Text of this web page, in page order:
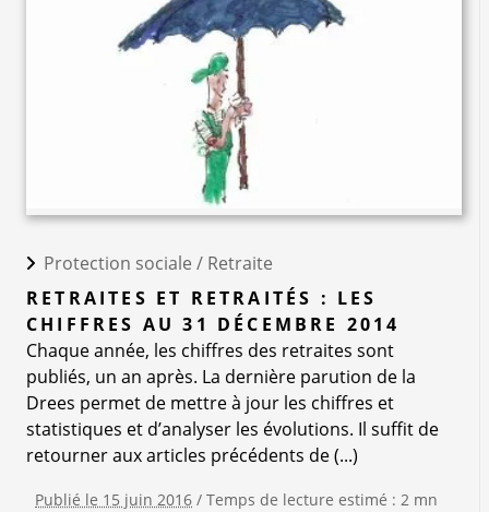
Protection sociale / Retraite
RETRAITES ET RETRAITÉS : LES
CHIFFRES AU 31 DÉCEMBRE 2014
Chaque année, les chiffres des retraites sont
publiés, un an après. La dernière parution de la
Drees permet de mettre à jour les chiffres et
statistiques et d’analyser les évolutions. Il suffit de
retourner aux articles précédents de (...)
Publié le 15 juin 2016 / Temps de lecture estimé : 2 mn